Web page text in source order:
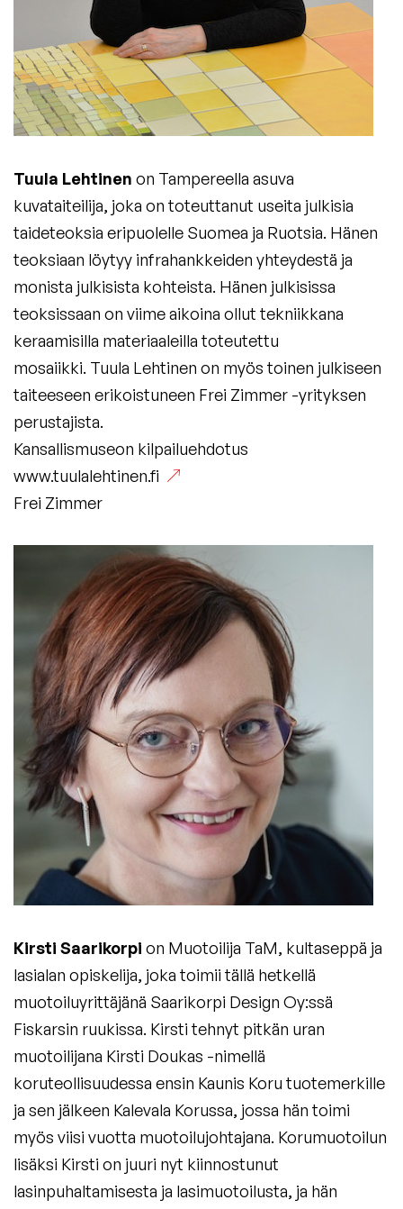
Tuula Lehtinen on Tampereella asuva
kuvataiteilija, joka on toteuttanut useita julkisia
taideteoksia eripuolelle Suomea ja Ruotsia. Hänen
teoksiaan löytyy infrahankkeiden yhteydestä ja
monista julkisista kohteista. Hänen julkisissa
teoksissaan on viime aikoina ollut tekniikkana
keraamisilla materiaaleilla toteutettu
mosaiikki. Tuula Lehtinen on myös toinen julkiseen
taiteeseen erikoistuneen Frei Zimmer -yrityksen
perustajista.
Kansallismuseon kilpailuehdotus
www.tuulalehtinen.fi
Frei Zimmer
Kirsti Saarikorpi on Muotoilija TaM, kultaseppä ja
lasialan opiskelija, joka toimii tällä hetkellä
muotoiluyrittäjänä Saarikorpi Design Oy:ssä
Fiskarsin ruukissa. Kirsti tehnyt pitkän uran
muotoilijana Kirsti Doukas -nimellä
koruteollisuudessa ensin Kaunis Koru tuotemerkille
ja sen jälkeen Kalevala Korussa, jossa hän toimi
myös viisi vuotta muotoilujohtajana. Korumuotoilun
lisäksi Kirsti on juuri nyt kiinnostunut
lasinpuhaltamisesta ja lasimuotoilusta, ja hän